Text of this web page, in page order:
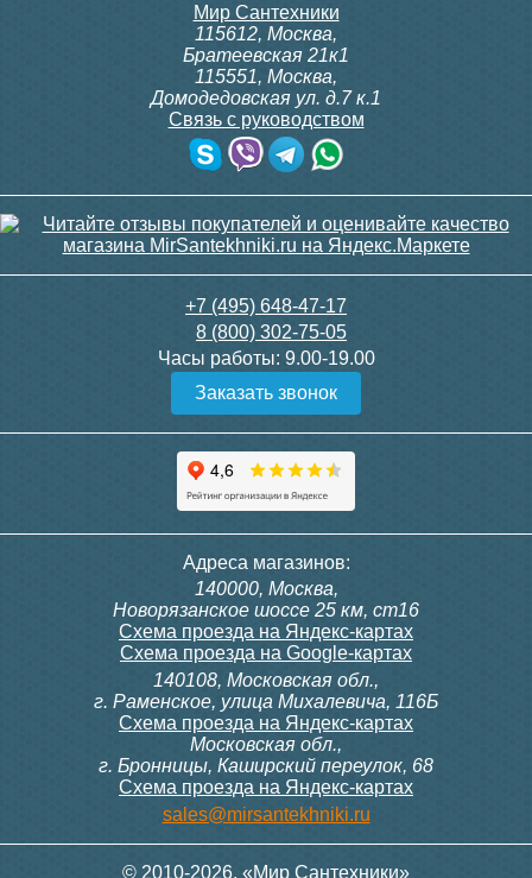
Труба канализационная
ф75 х 1000мм "Ostendorf"
517
Подробнее
Труба канализационная
ф75 х 500мм "Ostendorf"
Подробнее
Труба канализационная
ф75 х 250мм "Ostendorf"
201
Подробнее
Труба канализационная
ф50 х 2000мм "Ostendorf"
1,8мм
Подробнее
Мир Сантехники
115612, Москва,
Братеевская 21к1
115551, Москва,
Домодедовская ул. д.7 к.1
Связь с руководством
+7 (495) 648-47-17
8 (800) 302-75-05
Часы работы: 9.00-19.00
Заказать звонок
Адреса магазинов:
140000, Москва,
Новорязанское шоссе 25 км, ст16
Схема проезда на Яндекс-картах
Схема проезда на Google-картах
140108, Московская обл.,
г. Раменское, улица Михалевича, 116Б
Схема проезда на Яндекс-картах
Московская обл.,
г. Бронницы, Каширский переулок, 68
Схема проезда на Яндекс-картах
sales@mirsantekhniki.ru
© 2010-2026. «Мир Сантехники»